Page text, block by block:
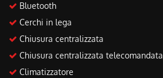
Bluetooth
Cerchi in lega
Chiusura centralizzata
Chiusura centralizzata telecomandata
Climatizzatore